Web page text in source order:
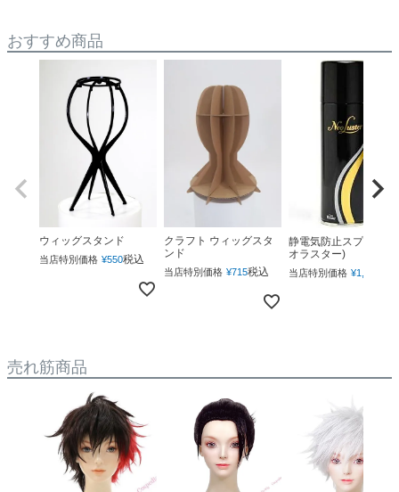
おすすめ商品
ウィッグスタンド
当店特別価格 ¥550税込
クラフト ウィッグスタ
ンド
当店特別価格 ¥715税込
静電気防止スプレー(ネ
オラスター)
当店特別価格 ¥1,760
売れ筋商品